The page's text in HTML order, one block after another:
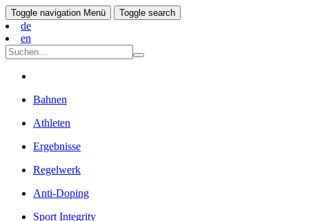
Toggle navigation Menü Toggle search
de
en
Bahnen
Athleten
Ergebnisse
Regelwerk
Anti-Doping
Sport Integrity